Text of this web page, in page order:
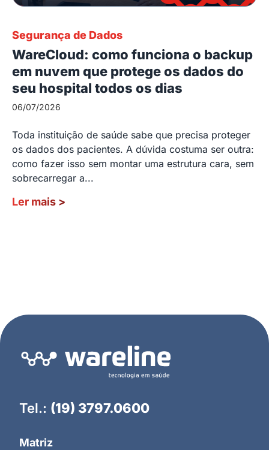
Segurança de Dados
WareCloud: como funciona o backup
em nuvem que protege os dados do
seu hospital todos os dias
06/07/2026
Toda instituição de saúde sabe que precisa proteger
os dados dos pacientes. A dúvida costuma ser outra:
como fazer isso sem montar uma estrutura cara, sem
sobrecarregar a...
Ler mais >
Tel.: (19) 3797.0600
Matriz